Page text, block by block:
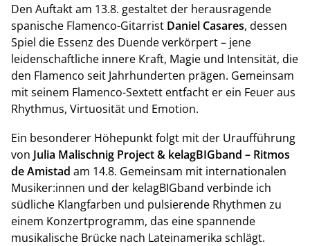
Den Auftakt am 13.8. gestaltet der herausragende
spanische Flamenco-Gitarrist Daniel Casares, dessen
Spiel die Essenz des Duende verkörpert – jene
leidenschaftliche innere Kraft, Magie und Intensität, die
den Flamenco seit Jahrhunderten prägen. Gemeinsam
mit seinem Flamenco-Sextett entfacht er ein Feuer aus
Rhythmus, Virtuosität und Emotion.
Ein besonderer Höhepunkt folgt mit der Uraufführung
von Julia Malischnig Project & kelagBIGband – Ritmos
de Amistad am 14.8. Gemeinsam mit internationalen
Musiker:innen und der kelagBIGband verbinde ich
südliche Klangfarben und pulsierende Rhythmen zu
einem Konzertprogramm, das eine spannende
musikalische Brücke nach Lateinamerika schlägt.